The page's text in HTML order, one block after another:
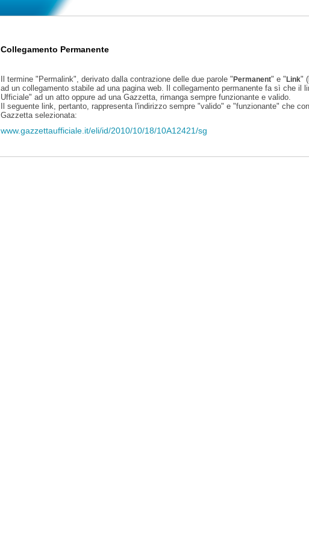
Collegamento Permanente
Il termine "Permalink", derivato dalla contrazione delle due parole "Permanent" e "Link"
ad un collegamento stabile ad una pagina web. Il collegamento permanente fa sì che il
Ufficiale" ad un atto oppure ad una Gazzetta, rimanga sempre funzionante e valido.
Il seguente link, pertanto, rappresenta l'indirizzo sempre "valido" e "funzionante" che
Gazzetta selezionata:
www.gazzettaufficiale.it/eli/id/2010/10/18/10A12421/sg